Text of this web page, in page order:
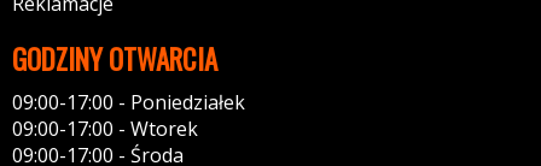
GODZINY OTWARCIA
09:00-17:00 - Poniedziałek
09:00-17:00 - Wtorek
09:00-17:00 - Środa